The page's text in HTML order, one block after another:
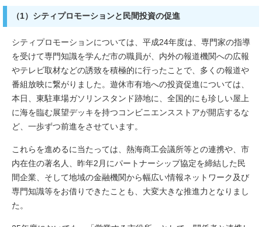
（1）シティプロモーションと民間投資の促進
シティプロモーションについては、平成24年度は、専門家の指導
を受けて専門知識を学んだ市の職員が、内外の報道機関への広報
やテレビ取材などの誘致を積極的に行ったことで、多くの報道や
番組放映に繋がりました。遊休市有地への投資促進については、
本日、東駐車場ガソリンスタンド跡地に、全国的にも珍しい屋上
に海を臨む展望デッキを持つコンビニエンスストアが開店するな
ど、一歩ずつ前進をさせています。
これらを進めるに当たっては、熱海商工会議所等との連携や、市
内在住の著名人、昨年2月にパートナーシップ協定を締結した民
間企業、そして地域の金融機関から幅広い情報ネットワーク及び
専門知識等をお借りできたことも、大変大きな推進力となりまし
た。